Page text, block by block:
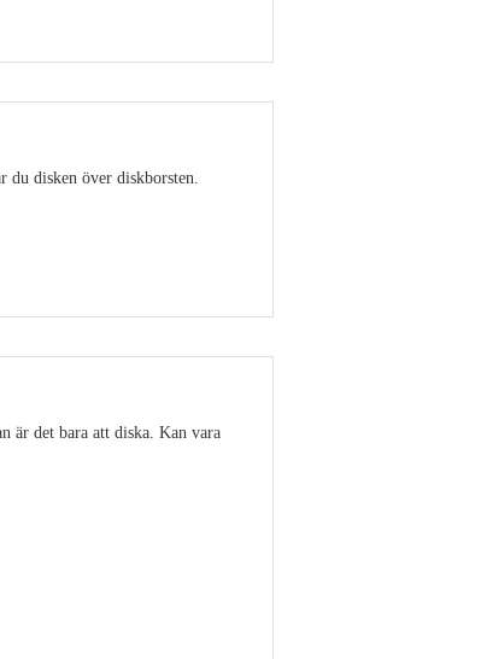
du disken över diskborsten.
är det bara att diska. Kan vara